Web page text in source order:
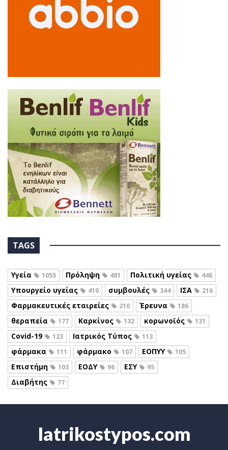
TAGS
Υγεία 1055 Πρόληψη 481 Πολιτική υγείας 446
Υπουργείο υγείας 410 συμβουλές 344 ΙΣΑ 216
Φαρμακευτικές εταιρείες 210 Έρευνα 186
θεραπεία 177 Καρκίνος 132 κορωνοϊός 131
Covid-19 123 Ιατρικός Τύπος 113
φάρμακα 111 φάρμακο 107 ΕΟΠΥΥ 105
Επιστήμη 103 ΕΟΔΥ 96 ΕΣΥ 95
Διαβήτης 77
Iatrikostypos.com